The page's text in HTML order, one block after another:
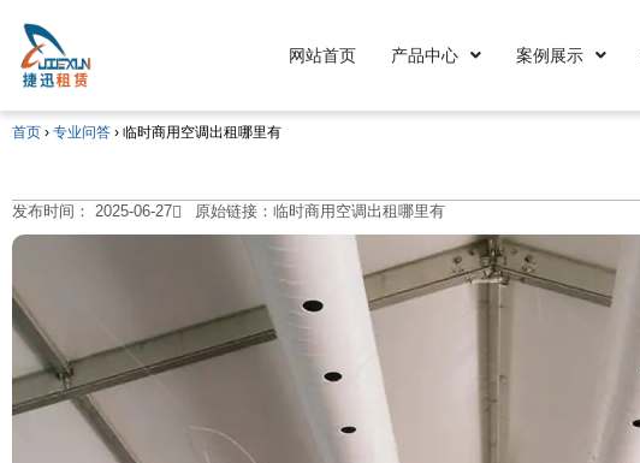
网站首页 产品中心 案例展示
首页 › 专业问答 › 临时商用空调出租哪里有
发布时间： 2025-06-27 原始链接：临时商用空调出租哪里有